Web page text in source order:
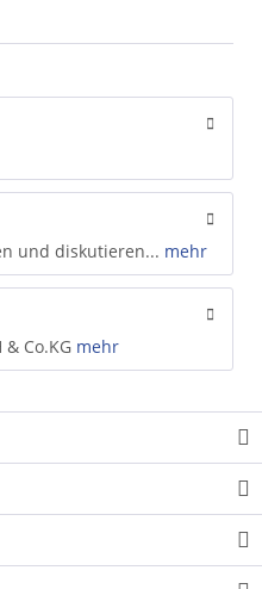
und diskutieren... mehr
Co.KG mehr